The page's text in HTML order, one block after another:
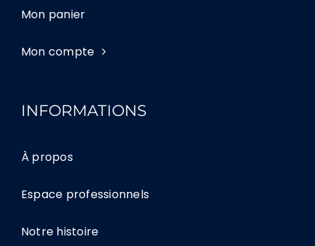
Mon panier
Mon compte
INFORMATIONS
À propos
Espace professionnels
Notre histoire